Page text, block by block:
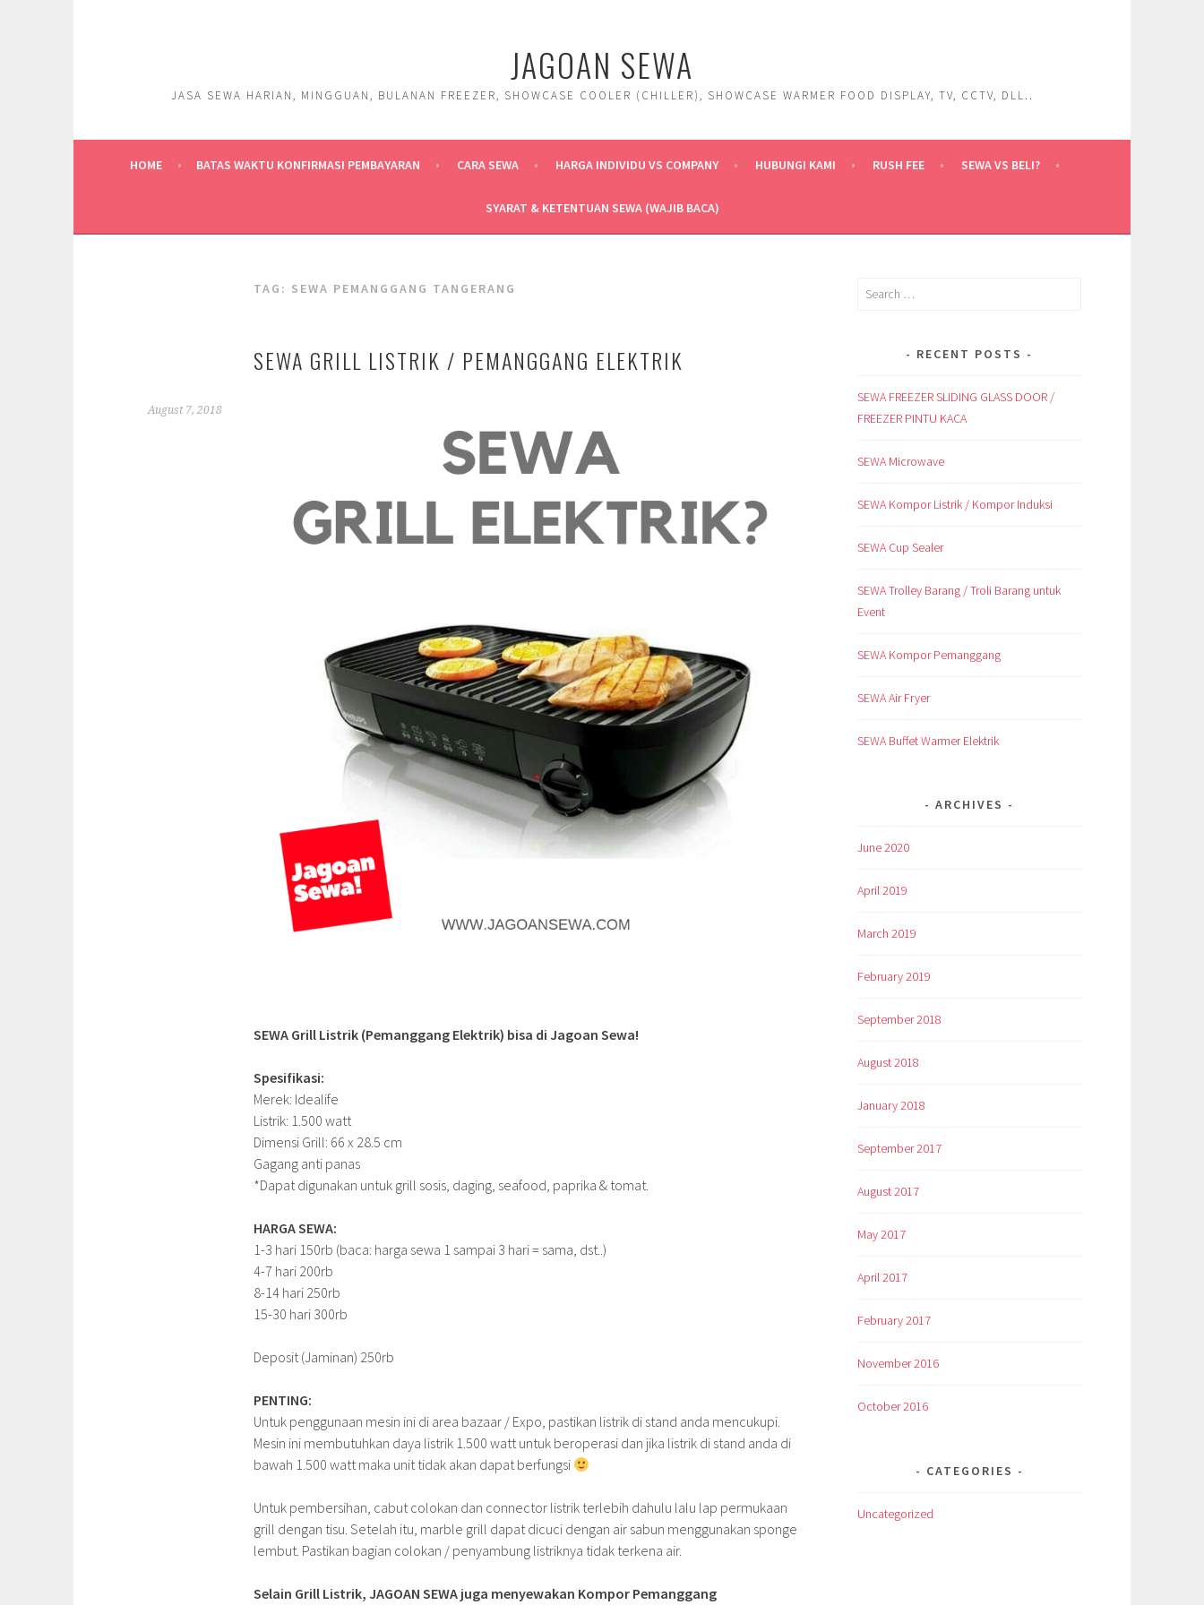
JAGOAN SEWA
JASA SEWA HARIAN, MINGGUAN, BULANAN FREEZER, SHOWCASE COOLER (CHILLER), SHOWCASE WARMER FOOD DISPLAY, TV, CCTV, DLL..
HOME BATAS WAKTU KONFIRMASI PEMBAYARAN CARA SEWA HARGA INDIVIDU VS COMPANY HUBUNGI KAMI RUSH FEE SEWA VS BELI?
SYARAT & KETENTUAN SEWA (WAJIB BACA)
TAG: SEWA PEMANGGANG TANGERANG
SEWA GRILL LISTRIK / PEMANGGANG ELEKTRIK
August 7, 2018
SEWA Grill Listrik (Pemanggang Elektrik) bisa di Jagoan Sewa!
Spesifikasi:
Merek: Idealife
Listrik: 1.500 watt
Dimensi Grill: 66 x 28.5 cm
Gagang anti panas
*Dapat digunakan untuk grill sosis, daging, seafood, paprika & tomat.
HARGA SEWA:
1-3 hari 150rb (baca: harga sewa 1 sampai 3 hari = sama, dst..)
4-7 hari 200rb
8-14 hari 250rb
15-30 hari 300rb
Deposit (Jaminan) 250rb
PENTING:
Untuk penggunaan mesin ini di area bazaar / Expo, pastikan listrik di stand anda mencukupi.
Mesin ini membutuhkan daya listrik 1.500 watt untuk beroperasi dan jika listrik di stand anda di
bawah 1.500 watt maka unit tidak akan dapat berfungsi
Untuk pembersihan, cabut colokan dan connector listrik terlebih dahulu lalu lap permukaan
grill dengan tisu. Setelah itu, marble grill dapat dicuci dengan air sabun menggunakan sponge
lembut. Pastikan bagian colokan / penyambung listriknya tidak terkena air.
Selain Grill Listrik, JAGOAN SEWA juga menyewakan Kompor Pemanggang
Search
RECENT POSTS
SEWA FREEZER SLIDING GLASS DOOR /
FREEZER PINTU KACA
SEWA Microwave
SEWA Kompor Listrik / Kompor Induksi
SEWA Cup Sealer
SEWA Trolley Barang / Troli Barang untuk
Event
SEWA Kompor Pemanggang
SEWA Air Fryer
SEWA Buffet Warmer Elektrik
ARCHIVES
June 2020
April 2019
March 2019
February 2019
September 2018
August 2018
January 2018
September 2017
August 2017
May 2017
April 2017
February 2017
November 2016
October 2016
CATEGORIES
Uncategorized